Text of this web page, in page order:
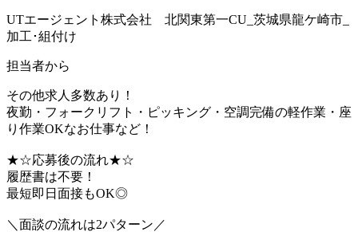
UTエージェント株式会社 北関東第一CU_茨城県龍ケ崎市_
加工･組付け
担当者から
その他求人多数あり！
夜勤・フォークリフト・ピッキング・空調完備の軽作業・座
り作業OKなお仕事など！
★☆応募後の流れ★☆
履歴書は不要！
最短即日面接もOK◎
＼面談の流れは2パターン／